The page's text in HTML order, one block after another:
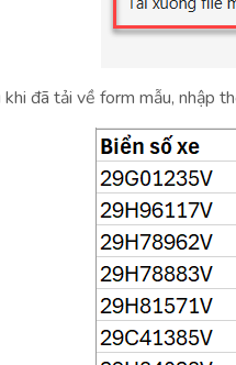
khi đã tải về form mẫu, nhập